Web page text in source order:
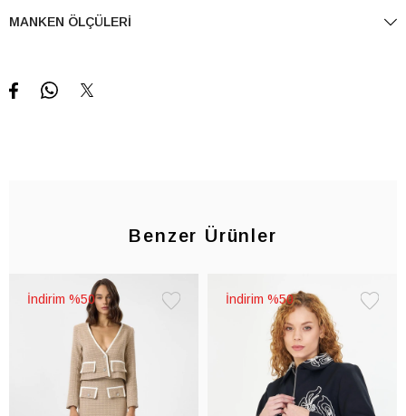
MANKEN ÖLÇÜLERI
Benzer Ürünler
%50 %50